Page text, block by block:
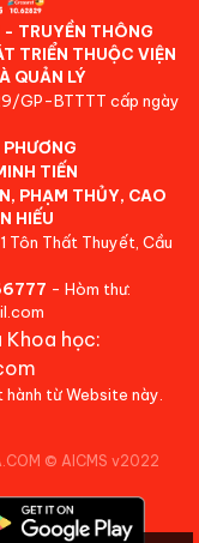
- TRUYỀN THÔNG
TRIỂN THUỘC VIỆN
QUẢN LÝ
GP-BTTTT cấp ngày
TIẾN
PHẠM THỦY, CAO
HIẾU
Tôn Thất Thuyết, Cầu
- Hòm thư:
Khoa học:
hành từ Website này.
© AICMS v2022